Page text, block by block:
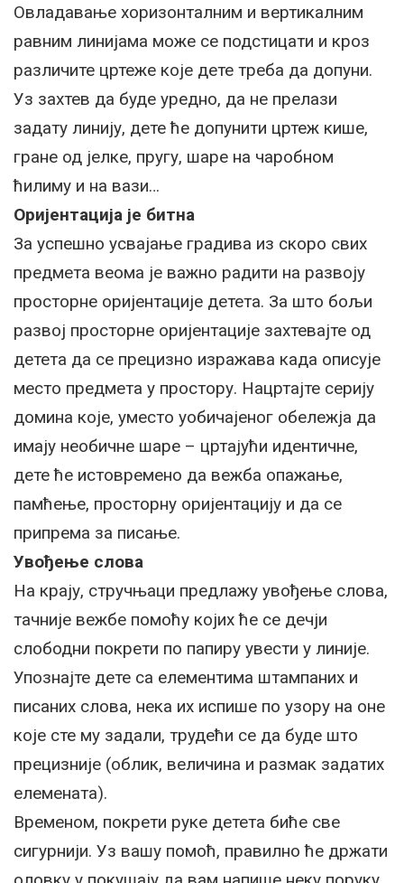
Овладавање хоризонталним и вертикалним
равним линијама може се подстицати и кроз
различите цртеже које дете треба да допуни.
Уз захтев да буде уредно, да не прелази
задату линију, дете ће допунити цртеж кише,
гране од јелке, пругу, шаре на чаробном
ћилиму и на вази…
Оријентација је битна
За успешно усвајање градива из скоро свих
предмета веома је важно радити на развоју
просторне оријентације детета. За што бољи
развој просторне оријентације захтевајте од
детета да се прецизно изражава када описује
место предмета у простору. Нацртајте серију
домина које, уместо уобичајеног обележја да
имају необичне шаре – цртајући идентичне,
дете ће истовремено да вежба опажање,
памћење, просторну оријентацију и да се
припрема за писање.
Увођење слова
На крају, стручњаци предлажу увођење слова,
тачније вежбе помоћу којих ће се дечји
слободни покрети по папиру увести у линије.
Упознајте дете са елементима штампаних и
писаних слова, нека их испише по узору на оне
које сте му задали, трудећи се да буде што
прецизније (облик, величина и размак задатих
елемената).
Временом, покрети руке детета биће све
сигурнији. Уз вашу помоћ, правилно ће држати